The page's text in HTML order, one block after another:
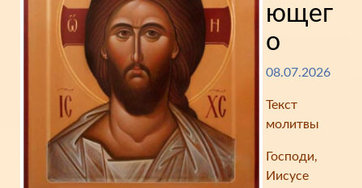
ющег
о
08.07.2026
Текст
молитвы
Господи,
Иисусе